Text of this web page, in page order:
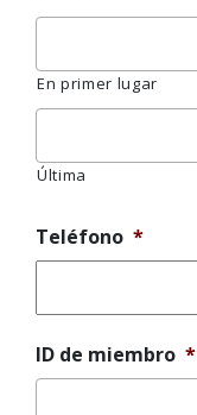
En primer lugar
Última
Teléfono *
ID de miembro *